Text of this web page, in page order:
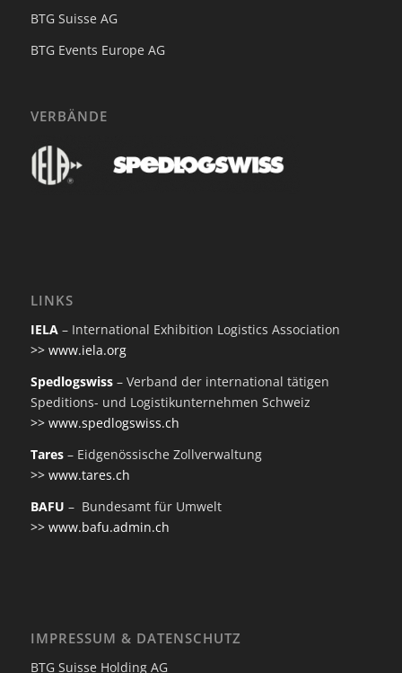
BTG Suisse AG
BTG Events Europe AG
VERBÄNDE
LINKS
IELA– International Exhibition Logistics Association
>> www.iela.org
Spedlogswiss– Verband der international tätigen
Speditions- und Logistikunternehmen Schweiz
>> www.spedlogswiss.ch
Tares– Eidgenössische Zollverwaltung
>> www.tares.ch
BAFU – Bundesamt für Umwelt
>> www.bafu.admin.ch
IMPRESSUM & DATENSCHUTZ
BTG Suisse Holding AG